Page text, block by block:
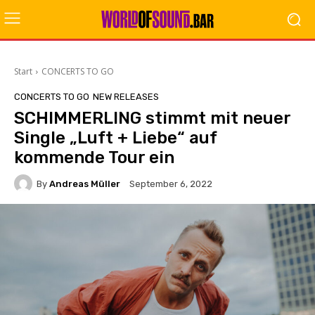
Start CONCERTS TO GO
CONCERTS TO GO NEW RELEASES
SCHIMMERLING stimmt mit neuer
Single „Luft + Liebe“ auf
kommende Tour ein
By Andreas Müller September 6, 2022